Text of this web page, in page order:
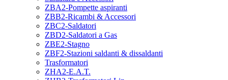
ZBA2-Pompette aspiranti
ZBB2-Ricambi & Accessori
ZBC2-Saldatori
ZBD2-Saldatori a Gas
ZBE2-Stagno
ZBF2-Stazioni saldanti & dissaldanti
Trasformatori
ZHA2-E.A.T.